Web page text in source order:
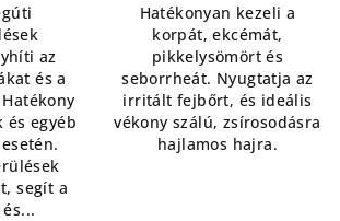
az
és a
és egyéb
segít a
Hatékonyan kezeli a
korpát, ekcémát,
pikkelysömört és
seborrheát. Nyugtatja az
irritált fejbőrt, és ideális
vékony szálú, zsírosodásra
hajlamos hajra.